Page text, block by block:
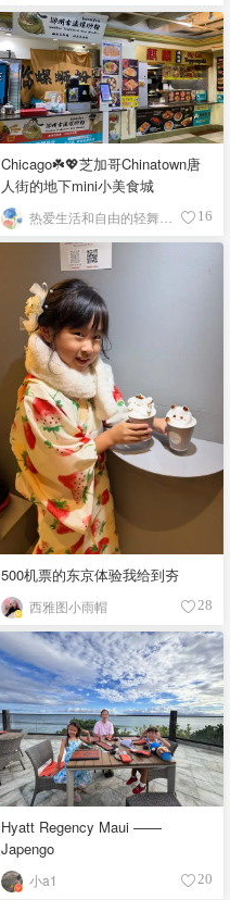
Chicago☘️💖芝加哥Chinatown唐
人街的地下mini小美食城
16
500机票的东京体验我给到夯
西雅图小雨帽 28
Hyatt Regency Maui ——
Japengo
小a1 20